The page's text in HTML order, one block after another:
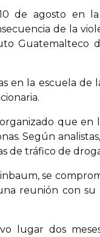
de agosto en
de la
Guatemalteco
en la escuela de
que en
Según
de tráfico de
se
reunión con su
lugar dos